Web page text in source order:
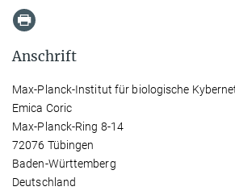
Anschrift
Max-Planck-Institut für biologische
Emica Coric
Max-Planck-Ring 8-14
72076 Tübingen
Baden-Württemberg
Deutschland